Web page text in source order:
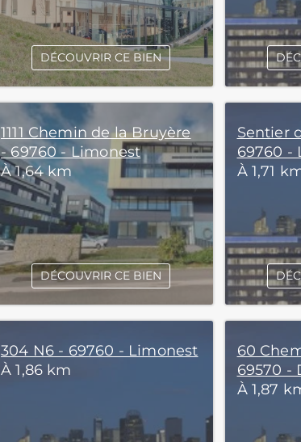
DÉCOUVRIR CE BIEN
1111 Chemin de la Bruyère
- 69760 - Limonest
À 1,64 km
DÉCOUVRIR CE BIEN
Sentier
69760 -
À 1,71
304 N6 - 69760 - Limonest
À 1,86 km
60
69570 -
À 1,87